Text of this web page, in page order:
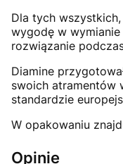
Dla tych
wygodę w
rozwiązanie
Diamine
swoich atramentów
standardzie
W opakowaniu
Opinie